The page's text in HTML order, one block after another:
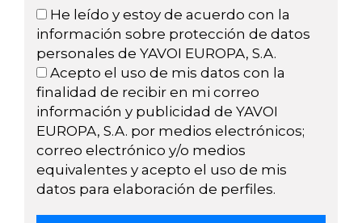
He leído y estoy de acuerdo con la
información sobre protección de datos
personales de YAVOI EUROPA, S.A.
Acepto el uso de mis datos con la
finalidad de recibir en mi correo
información y publicidad de YAVOI
EUROPA, S.A. por medios electrónicos;
correo electrónico y/o medios
equivalentes y acepto el uso de mis
datos para elaboración de perfiles.